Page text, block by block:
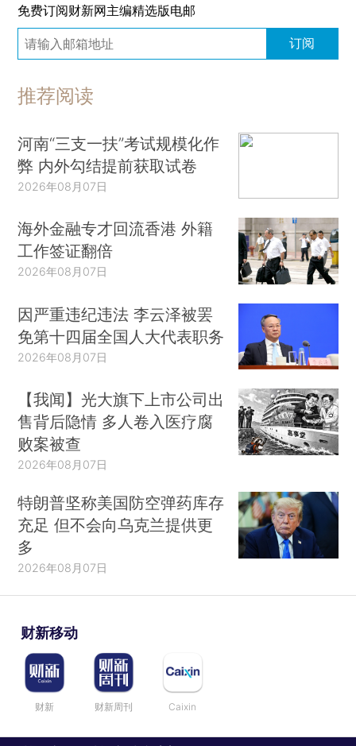
免费订阅财新网主编精选版电邮
订阅
推荐阅读
河南“三支一扶”考试规模化作
弊 内外勾结提前获取试卷
2026年08月07日
海外金融专才回流香港 外籍
工作签证翻倍
2026年08月07日
因严重违纪违法 李云泽被罢
免第十四届全国人大代表职务
2026年08月07日
【我闻】光大旗下上市公司出
售背后隐情 多人卷入医疗腐
败案被查
2026年08月07日
特朗普坚称美国防空弹药库存
充足 但不会向乌克兰提供更
多
2026年08月07日
财新移动
财新 财新周刊 Caixin